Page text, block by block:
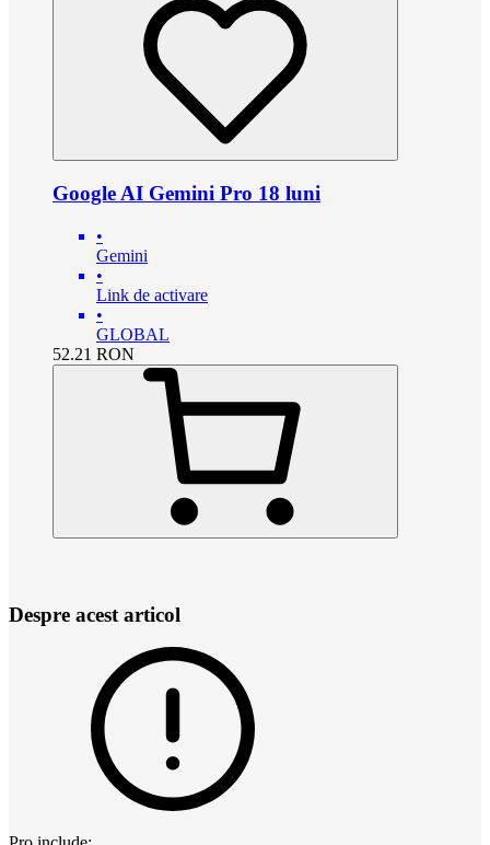
Google AI Gemini Pro 18 luni
•
Gemini
•
Link de activare
•
GLOBAL
52.21 RON
Despre acest articol